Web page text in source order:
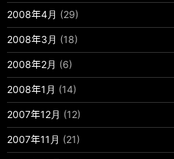
2008年4月 (29)
2008年3月 (18)
2008年2月 (6)
2008年1月 (14)
2007年12月 (12)
2007年11月 (21)